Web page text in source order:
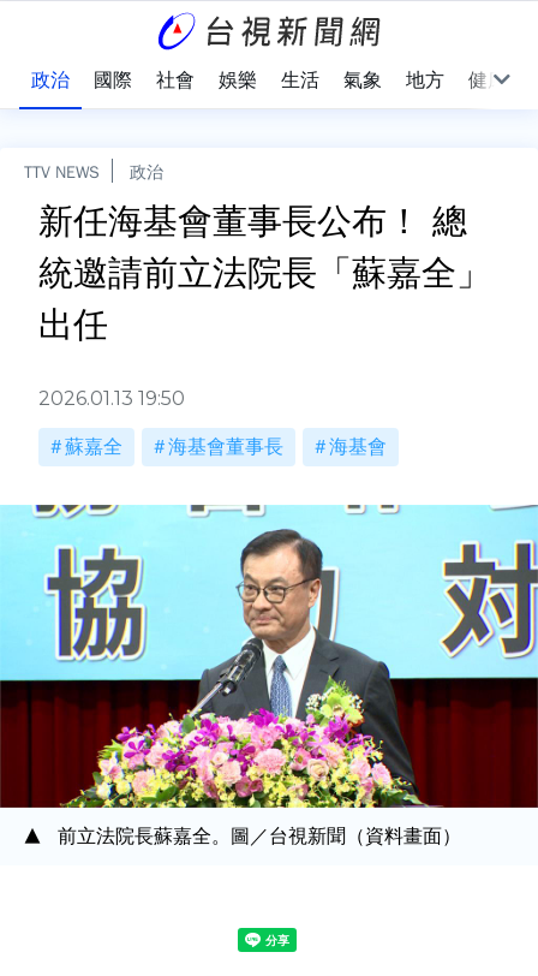
政治 國際 社會 娛樂 生活 氣象 地方 健康
TTV NEWS 政治
新任海基會董事長公布！ 總
統邀請前立法院長「蘇嘉全」
出任
2026.01.13 19:50
蘇嘉全 海基會董事長 海基會
前立法院長蘇嘉全。圖／台視新聞（資料畫面）